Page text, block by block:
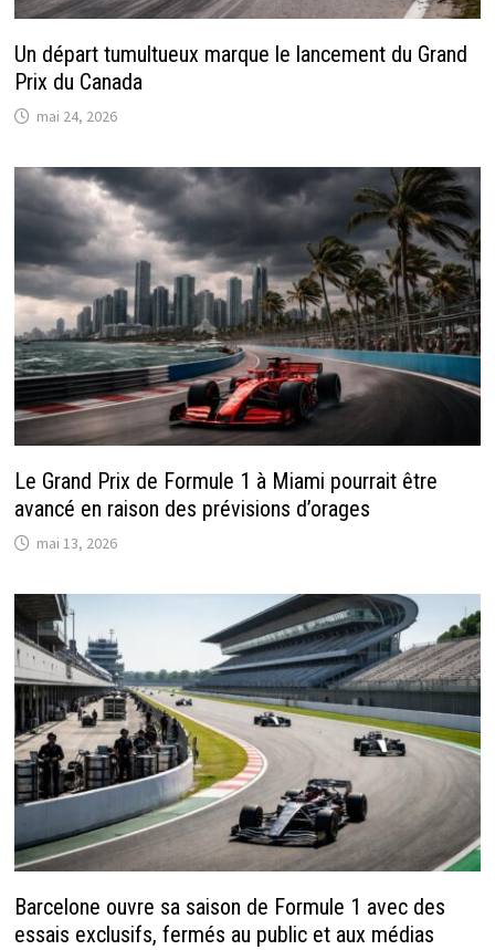
Un départ tumultueux marque le lancement du Grand
Prix du Canada
mai 24, 2026
Le Grand Prix de Formule 1 à Miami pourrait être
avancé en raison des prévisions d’orages
mai 13, 2026
Barcelone ouvre sa saison de Formule 1 avec des
essais exclusifs, fermés au public et aux médias